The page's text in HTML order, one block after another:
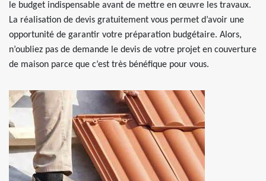
le budget indispensable avant de mettre en œuvre les travaux.
La réalisation de devis gratuitement vous permet d’avoir une
opportunité de garantir votre préparation budgétaire. Alors,
n’oubliez pas de demande le devis de votre projet en couverture
de maison parce que c’est très bénéfique pour vous.